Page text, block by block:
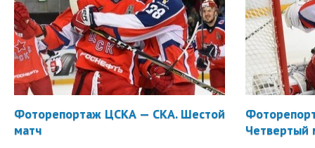
Фоторепортаж ЦСКА — СКА. Шестой
матч
Четвертый